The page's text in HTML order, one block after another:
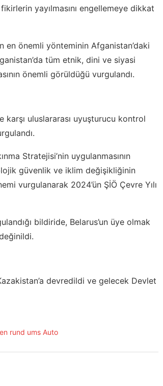
yayılmasını engellemeye dikkat
en önemli yönteminin Afganistan’daki
tüm etnik, dini ve siyasi
önemli görüldüğü vurgulandı.
karşı uluslararası uyuşturucu kontrol
Stratejisi’nin uygulanmasının
güvenlik ve iklim değişikliğinin
vurgulanarak 2024’ün ŞİÖ Çevre Yılı
bildiride, Belarus’un üye olmak
devredildi ve gelecek Devlet